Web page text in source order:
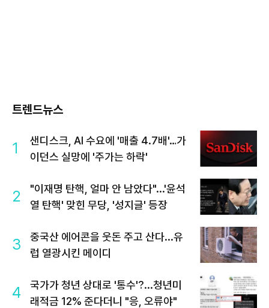
트렌드뉴스
1
샌디스크, AI 수요에 '매출 4.7배'…가
이던스 실망에 '주가는 하락'
2
"이재명 탄핵, 얼마 안 남았다"...'윤석
열 탄핵' 맞힌 무당, '성지글' 등장
3
중국산 에어콘을 웃돈 주고 산다...유
럽 열광시킨 메이디
4
국가가 청년 상대로 '통수'?...청년미
래적금 12% 준다더니 "응, 오류야"